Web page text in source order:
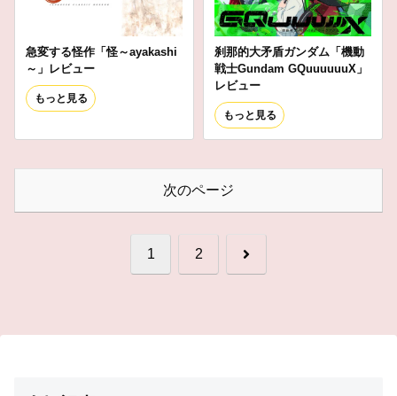
急変する怪作「怪～ayakashi
～」レビュー
もっと見る
刹那的大矛盾ガンダム「機動
戦士Gundam GQuuuuuuX」
レビュー
もっと見る
次のページ
1 2 次